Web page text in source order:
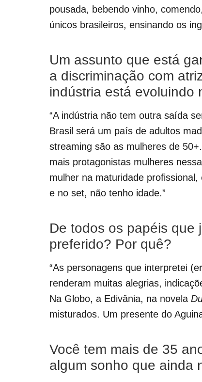
pousada, bebendo vinho,
únicos brasileiros, ensinando os
Um assunto que está
a discriminação com
indústria está evoluindo
“A indústria não tem outra saída
Brasil será um país de adultos
streaming são as mulheres de
mais protagonistas mulheres
mulher na maturidade
e no set, não tenho idade.”
De todos os papéis que
preferido? Por quê?
“As personagens que interpretei
renderam muitas alegrias,
Na Globo, a Edivânia, na novela
misturados. Um presente do
Você tem mais de 35
algum sonho que ainda